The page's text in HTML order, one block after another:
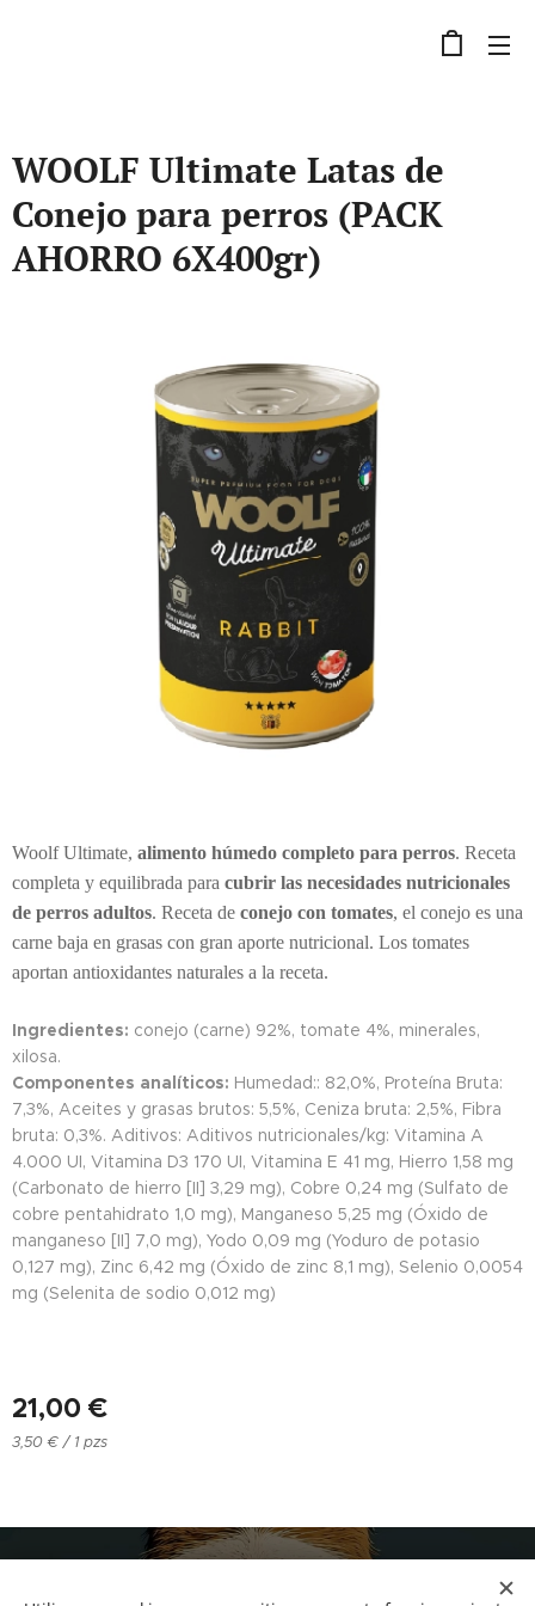
WOOLF Ultimate Latas de
Conejo para perros (PACK
AHORRO 6X400gr)
Woolf Ultimate, alimento húmedo completo para perros. Receta
completa y equilibrada para cubrir las necesidades nutricionales
de perros adultos. Receta de conejo con tomates, el conejo es una
carne baja en grasas con gran aporte nutricional. Los tomates
aportan antioxidantes naturales a la receta.
Ingredientes: conejo (carne) 92%, tomate 4%, minerales,
xilosa.
Componentes analíticos: Humedad:: 82,0%, Proteína Bruta:
7,3%, Aceites y grasas brutos: 5,5%, Ceniza bruta: 2,5%, Fibra
bruta: 0,3%. Aditivos: Aditivos nutricionales/kg: Vitamina A
4.000 UI, Vitamina D3 170 UI, Vitamina E 41 mg, Hierro 1,58 mg
(Carbonato de hierro [II] 3,29 mg), Cobre 0,24 mg (Sulfato de
cobre pentahidrato 1,0 mg), Manganeso 5,25 mg (Óxido de
manganeso [II] 7,0 mg), Yodo 0,09 mg (Yoduro de potasio
0,127 mg), Zinc 6,42 mg (Óxido de zinc 8,1 mg), Selenio 0,0054
mg (Selenita de sodio 0,012 mg)
21,00 €
3,50 € / 1 pzs